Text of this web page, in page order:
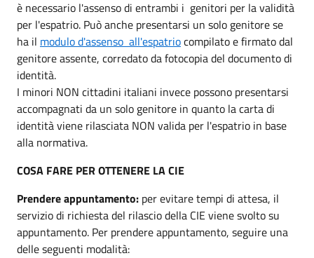
è necessario l'assenso di entrambi i genitori per la validità
per l'espatrio. Può anche presentarsi un solo genitore se
ha il modulo d'assenso all'espatriocompilato e firmato dal
genitore assente, corredato da fotocopia del documento di
identità.
I minori NON cittadini italiani invece possono presentarsi
accompagnati da un solo genitore in quanto la carta di
identità viene rilasciata NON valida per l'espatrio in base
alla normativa.
COSA FARE PER OTTENERE LA CIE
Prendere appuntamento: per evitare tempi di attesa, il
servizio di richiesta del rilascio della CIE viene svolto su
appuntamento. Per prendere appuntamento, seguire una
delle seguenti modalità: